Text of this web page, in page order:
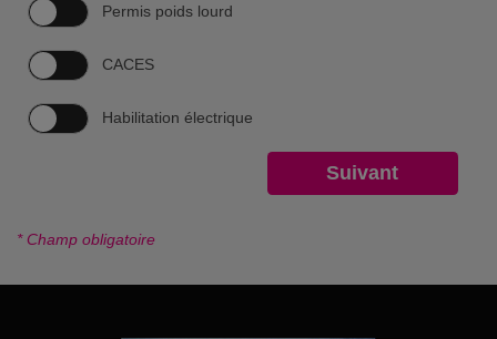
Permis poids lourd
CACES
Habilitation électrique
* Champ obligatoire